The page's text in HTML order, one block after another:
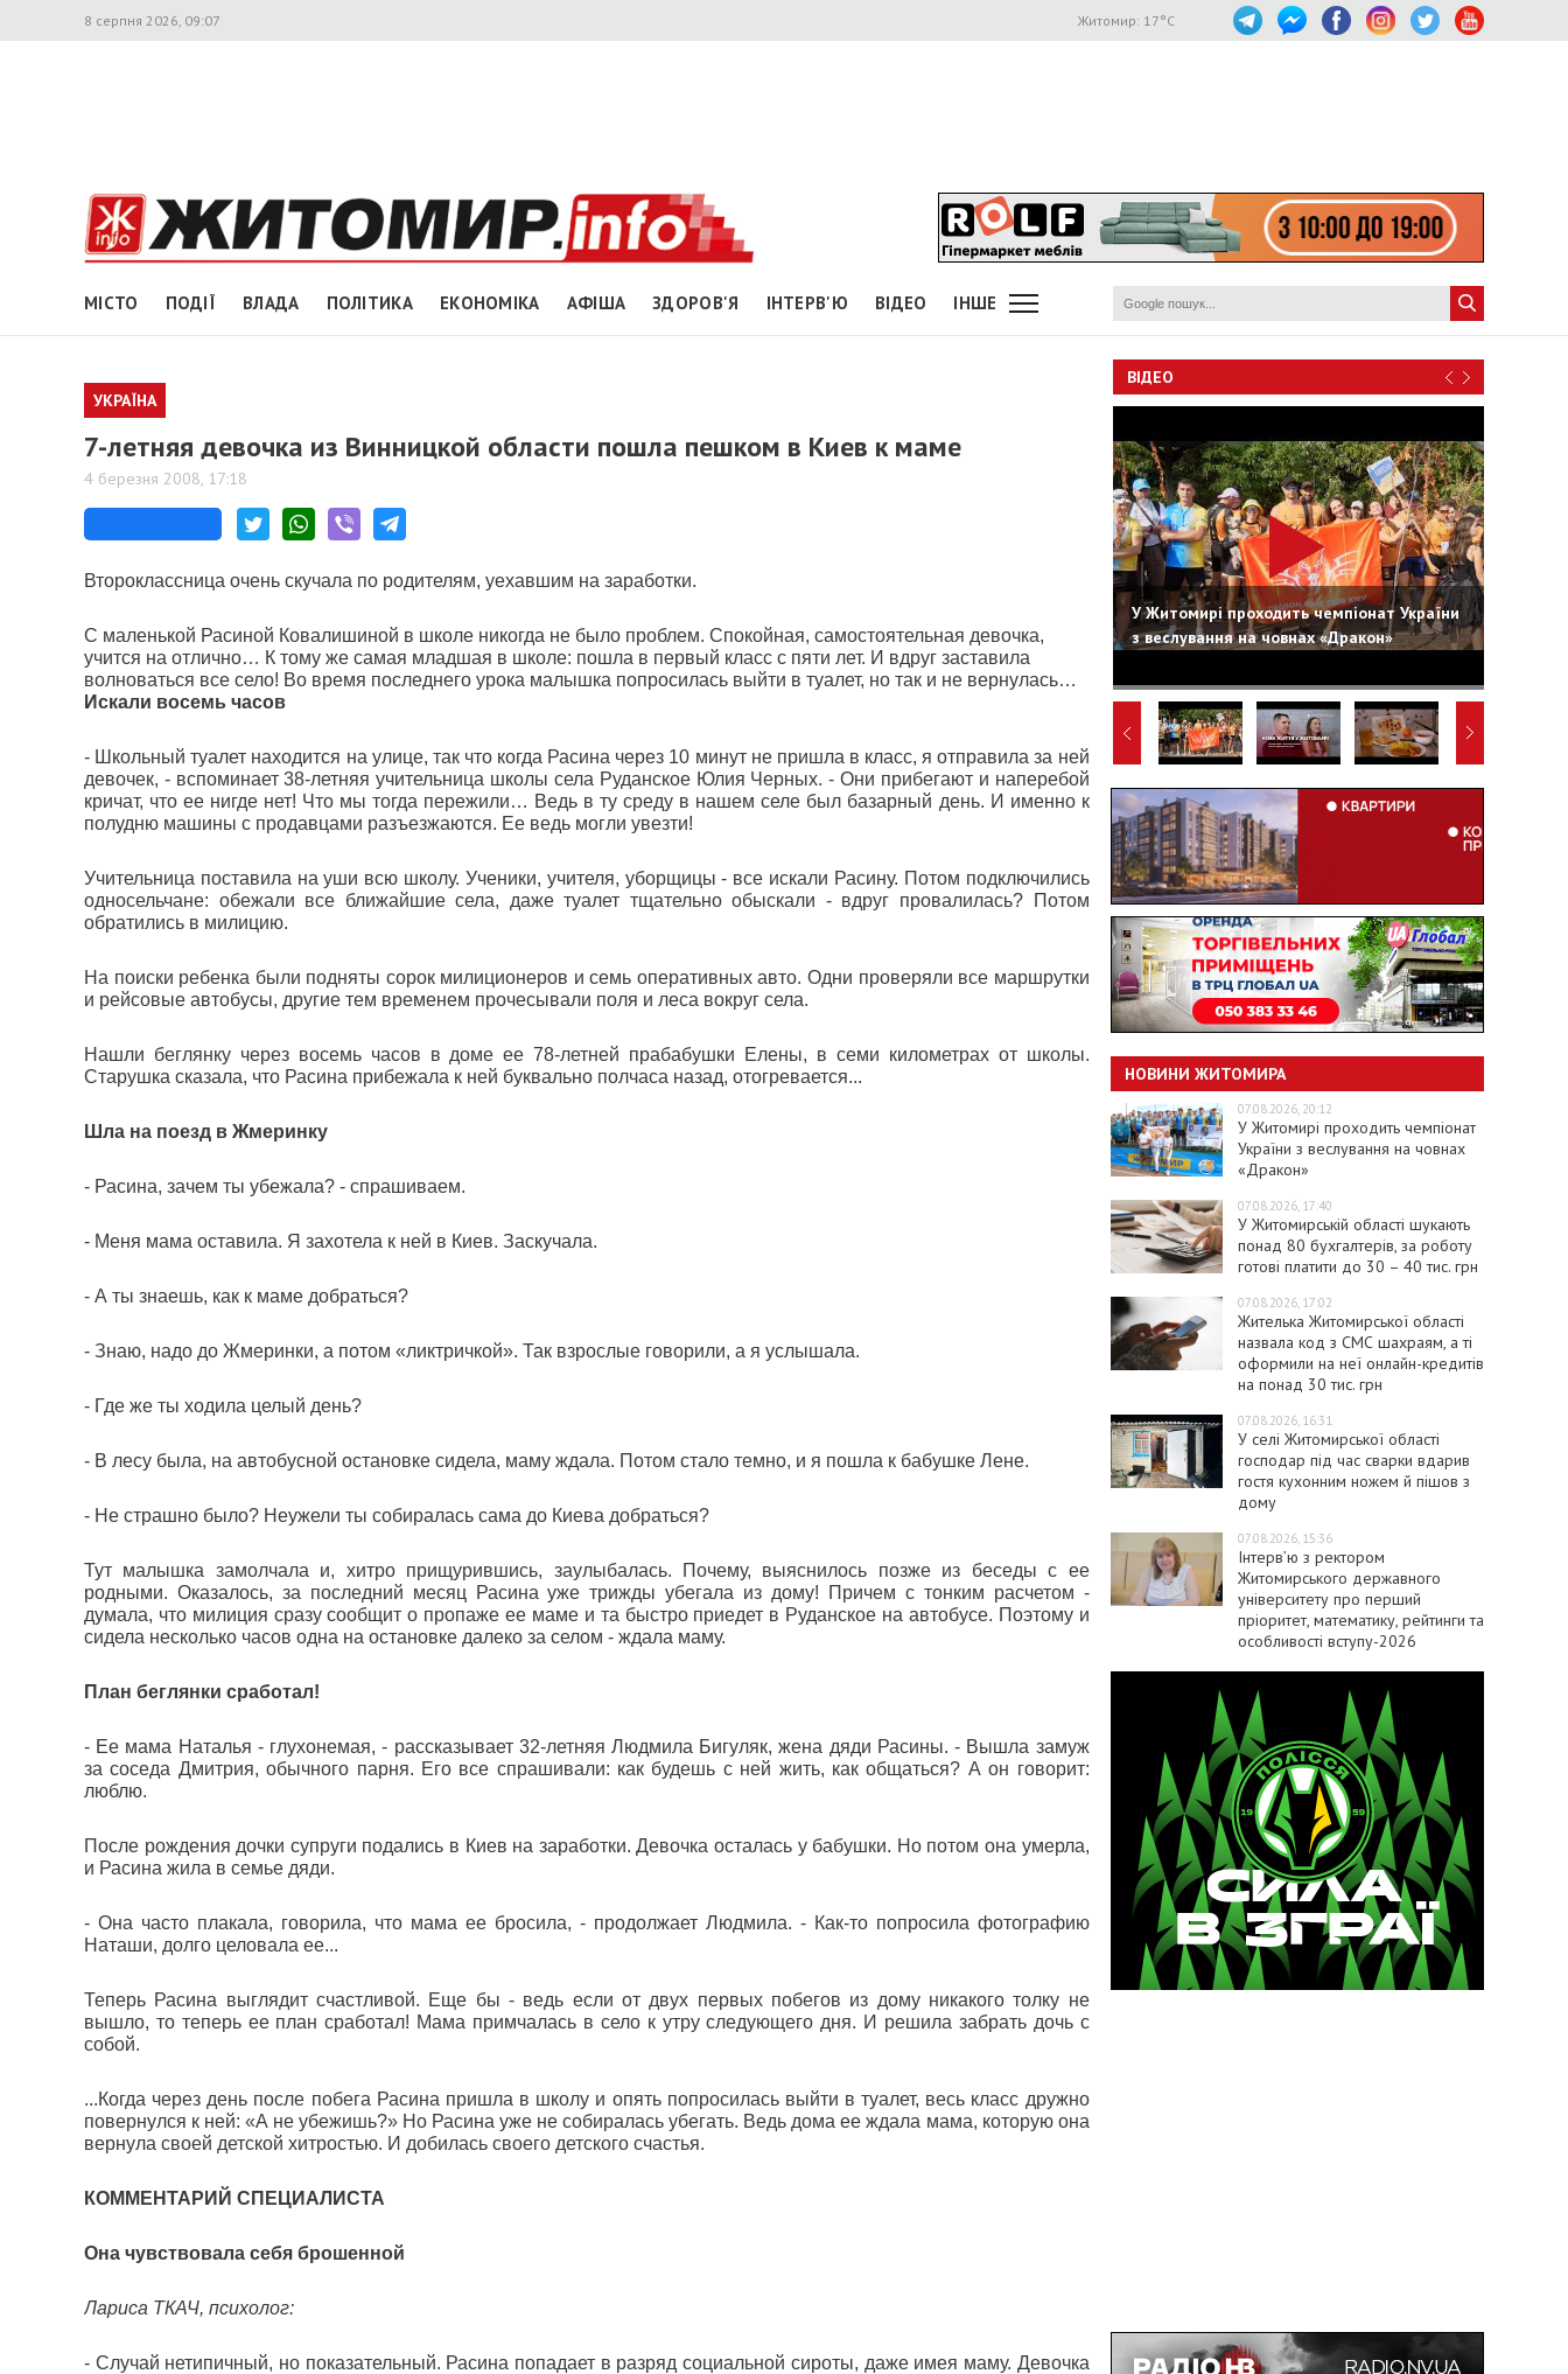
8 серпня 2026, 09:07 Житомир: 17°C
МІСТО ПОДІЇ ВЛАДА ПОЛІТИКА ЕКОНОМІКА АФІША ЗДОРОВ'Я ІНТЕРВ'Ю ВІДЕО ІНШЕ
УКРАЇНА
7-летняя девочка из Винницкой области пошла пешком в Киев к маме
4 березня 2008, 17:18
Второклассница очень скучала по родителям, уехавшим на заработки.
С маленькой Расиной Ковалишиной в школе никогда не было проблем. Спокойная, самостоятельная девочка,
учится на отлично… К тому же самая младшая в школе: пошла в первый класс с пяти лет. И вдруг заставила
волноваться все село! Во время последнего урока малышка попросилась выйти в туалет, но так и не вернулась…
Искали восемь часов
- Школьный туалет находится на улице, так что когда Расина через 10 минут не пришла в класс, я отправила за ней
девочек, - вспоминает 38-летняя учительница школы села Руданское Юлия Черных. - Они прибегают и наперебой
кричат, что ее нигде нет! Что мы тогда пережили… Ведь в ту среду в нашем селе был базарный день. И именно к
полудню машины с продавцами разъезжаются. Ее ведь могли увезти!
Учительница поставила на уши всю школу. Ученики, учителя, уборщицы - все искали Расину. Потом подключились
односельчане: обежали все ближайшие села, даже туалет тщательно обыскали - вдруг провалилась? Потом
обратились в милицию.
На поиски ребенка были подняты сорок милиционеров и семь оперативных авто. Одни проверяли все маршрутки
и рейсовые автобусы, другие тем временем прочесывали поля и леса вокруг села.
Нашли беглянку через восемь часов в доме ее 78-летней прабабушки Елены, в семи километрах от школы.
Старушка сказала, что Расина прибежала к ней буквально полчаса назад, отогревается...
Шла на поезд в Жмеринку
- Расина, зачем ты убежала? - спрашиваем.
- Меня мама оставила. Я захотела к ней в Киев. Заскучала.
- А ты знаешь, как к маме добраться?
- Знаю, надо до Жмеринки, а потом «ликтричкой». Так взрослые говорили, а я услышала.
- Где же ты ходила целый день?
- В лесу была, на автобусной остановке сидела, маму ждала. Потом стало темно, и я пошла к бабушке Лене.
- Не страшно было? Неужели ты собиралась сама до Киева добраться?
Тут малышка замолчала и, хитро прищурившись, заулыбалась. Почему, выяснилось позже из беседы с ее
родными. Оказалось, за последний месяц Расина уже трижды убегала из дому! Причем с тонким расчетом -
думала, что милиция сразу сообщит о пропаже ее маме и та быстро приедет в Руданское на автобусе. Поэтому и
сидела несколько часов одна на остановке далеко за селом - ждала маму.
План беглянки сработал!
- Ее мама Наталья - глухонемая, - рассказывает 32-летняя Людмила Бигуляк, жена дяди Расины. - Вышла замуж
за соседа Дмитрия, обычного парня. Его все спрашивали: как будешь с ней жить, как общаться? А он говорит:
люблю.
После рождения дочки супруги подались в Киев на заработки. Девочка осталась у бабушки. Но потом она умерла,
и Расина жила в семье дяди.
- Она часто плакала, говорила, что мама ее бросила, - продолжает Людмила. - Как-то попросила фотографию
Наташи, долго целовала ее...
Теперь Расина выглядит счастливой. Еще бы - ведь если от двух первых побегов из дому никакого толку не
вышло, то теперь ее план сработал! Мама примчалась в село к утру следующего дня. И решила забрать дочь с
собой.
...Когда через день после побега Расина пришла в школу и опять попросилась выйти в туалет, весь класс дружно
повернулся к ней: «А не убежишь?» Но Расина уже не собиралась убегать. Ведь дома ее ждала мама, которую она
вернула своей детской хитростью. И добилась своего детского счастья.
КОММЕНТАРИЙ СПЕЦИАЛИСТА
Она чувствовала себя брошенной
Лариса ТКАЧ, психолог:
- Случай нетипичный, но показательный. Расина попадает в разряд социальной сироты, даже имея маму. Девочка
ВІДЕО
У Житомирі проходить чемпіонат України
з веслування на човнах «Дракон»
НОВИНИ ЖИТОМИРА
07.08.2026, 20:12
У Житомирі проходить чемпіонат
України з веслування на човнах
«Дракон»
07.08.2026, 17:40
У Житомирській області шукають
понад 80 бухгалтерів, за роботу
готові платити до 30 – 40 тис. грн
07.08.2026, 17:02
Жителька Житомирської області
назвала код з СМС шахраям, а ті
оформили на неї онлайн-кредитів
на понад 30 тис. грн
07.08.2026, 16:31
У селі Житомирської області
господар під час сварки вдарив
гостя кухонним ножем й пішов з
дому
07.08.2026, 15:36
Інтерв’ю з ректором
Житомирського державного
університету про перший
пріоритет, математику, рейтинги та
особливості вступу-2026